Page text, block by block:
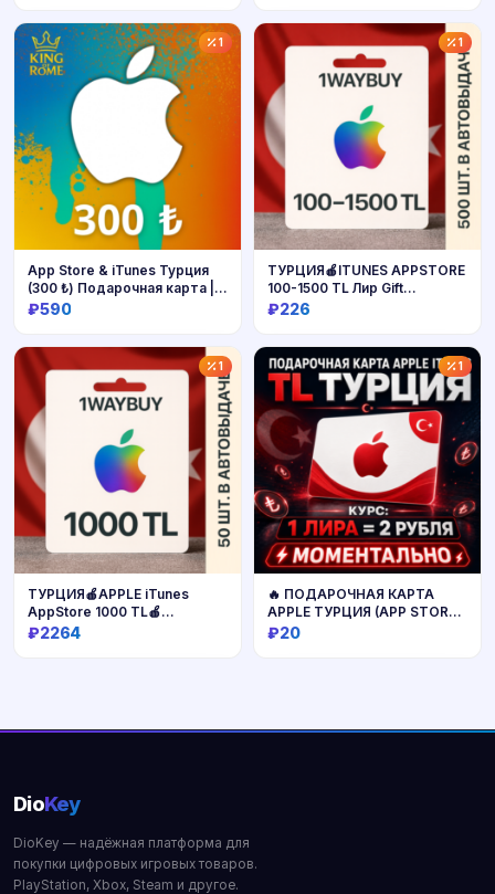
Купить Купить
1
Купить
App Store & iTunes Турция
(300 ₺) Подарочная карта |
24/7 Автодоставка
₽590
1
Купить
ТУРЦИЯ🍎ITUNES APPSTORE
100-1500 TL Лир Gift
подарочная
₽226
1
ТУРЦИЯ🍎APPLE iTunes
AppStore 1000 TL🍎
Подарочная карта
₽2264
1
🔥 ПОДАРОЧНАЯ КАРТА
APPLE ТУРЦИЯ (APP STORE,
ITUNES, ICLOUD)
₽20
DioKey
DioKey — надёжная платформа для
покупки цифровых игровых товаров.
PlayStation, Xbox, Steam и другое.